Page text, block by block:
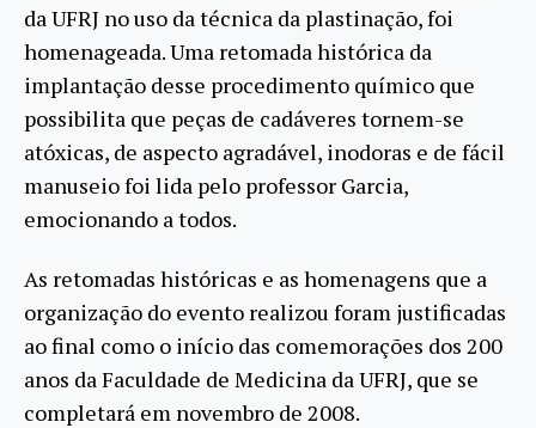
da UFRJ no uso da técnica da plastinação, foi
homenageada. Uma retomada histórica da
implantação desse procedimento químico que
possibilita que peças de cadáveres tornem-se
atóxicas, de aspecto agradável, inodoras e de fácil
manuseio foi lida pelo professor Garcia,
emocionando a todos.
As retomadas históricas e as homenagens que a
organização do evento realizou foram justificadas
ao final como o início das comemorações dos 200
anos da Faculdade de Medicina da UFRJ, que se
completará em novembro de 2008.